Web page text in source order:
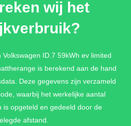
€ 1.790,-
+ Rijassistent 'Travel
'Lane Assist' en 'Emergency
Assist'
wij het
ID.7 59kWh ev limited
is berekend aan de hand
Deze gegevens zijn verzameld
waarbij het werkelijke aantal
is opgeteld en gedeeld door de
afstand.